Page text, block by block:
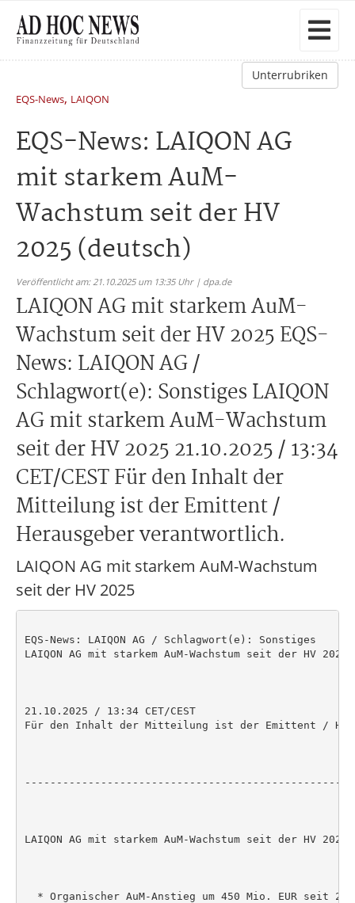
Unterrubriken
EQS-News, LAIQON
EQS-News: LAIQON AG
mit starkem AuM-
Wachstum seit der HV
2025 (deutsch)
Veröffentlicht am: 21.10.2025 um 13:35 Uhr | dpa.de
LAIQON AG mit starkem AuM-
Wachstum seit der HV 2025 EQS-
News: LAIQON AG /
Schlagwort(e): Sonstiges LAIQON
AG mit starkem AuM-Wachstum
seit der HV 2025 21.10.2025 / 13:34
CET/CEST Für den Inhalt der
Mitteilung ist der Emittent /
Herausgeber verantwortlich.
LAIQON AG mit starkem AuM-Wachstum
seit der HV 2025
EQS-News: LAIQON AG / Schlagwort(e): Sonstiges
LAIQON AG mit starkem AuM-Wachstum seit der HV 2025
21.10.2025 / 13:34 CET/CEST
Für den Inhalt der Mitteilung ist der Emittent /
LAIQON AG mit starkem AuM-Wachstum seit der HV 2025
* Organischer AuM-Anstieg um 450 Mio. EUR seit